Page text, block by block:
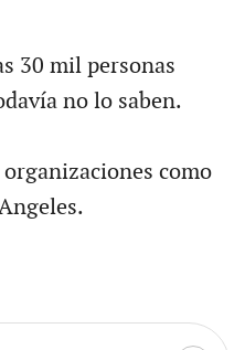
30 mil personas
no lo saben.
como